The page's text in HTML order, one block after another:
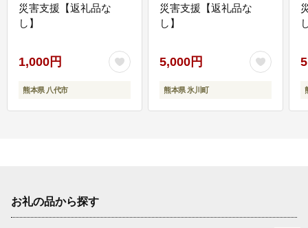
災害支援【返礼品な
し】
1,000円
熊本県 八代市
災害支援【返礼品な
し】
5,000円
熊本県 氷川町
お礼の品から探す